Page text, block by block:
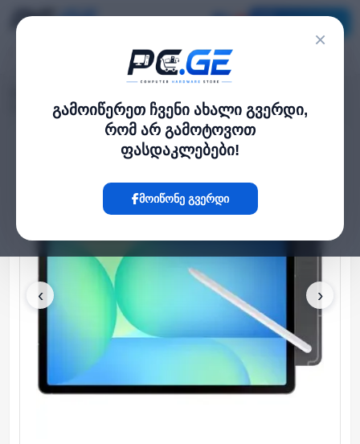
×
გამოიწერეთ ჩვენი ახალი გვერდი,
რომ არ გამოტოვოთ
ფასდაკლებები!
მოიწონე გვერდი
Samsung Galaxy Tab S10 FE+ 5G 13.1" 8GB 128GB Gray
‹ ›